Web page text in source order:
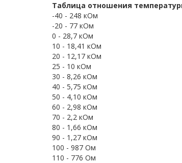
Таблица отношения
-40 - 248 кОм
-20 - 77 кОм
0 - 28,7 кОм
10 - 18,41 кОм
20 - 12,17 кОм
25 - 10 кОм
30 - 8,26 кОм
40 - 5,75 кОм
50 - 4,10 кОм
60 - 2,98 кОм
70 - 2,2 кОм
80 - 1,66 кОм
90 - 1,27 кОм
100 - 987 Ом
110 - 776 Ом